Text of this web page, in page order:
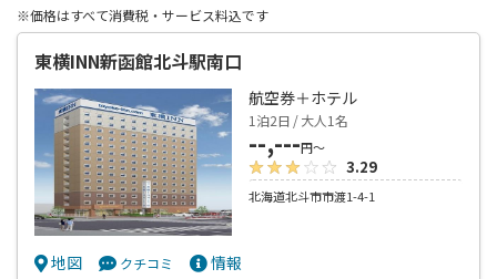
※価格はすべて消費税・サービス料込です
東横INN新函館北斗駅南口
航空券＋ホテル
1泊2日 / 大人1名
--,---円～
3.29
北海道北斗市市渡1-4-1
地図 クチコミ 情報